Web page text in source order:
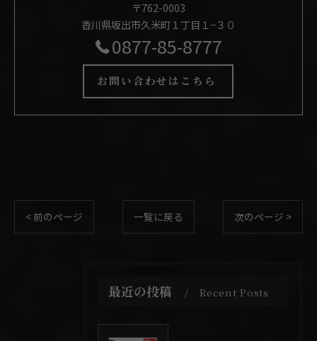
〒762-0003
香川県坂出市久米町１丁目１−３０
0877-85-8777
お問い合わせはこちら
< 前のページ 一覧に戻る 次のページ >
最近の投稿 Recent Posts